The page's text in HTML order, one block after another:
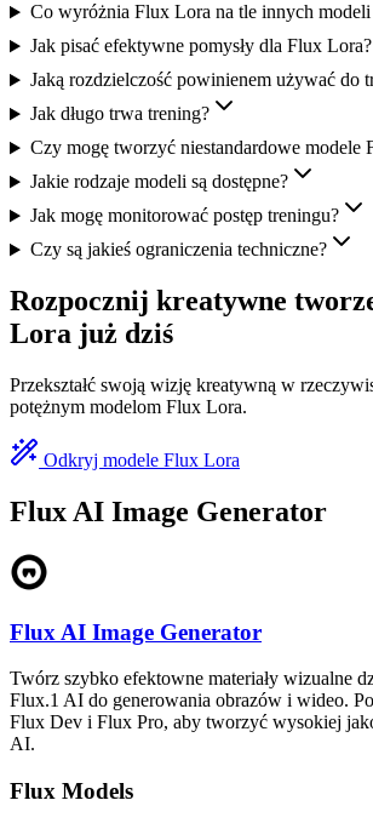
Co wyróżnia Flux Lora na tle innych
Jak pisać efektywne pomysły dla Flux Lora?
Jaką rozdzielczość powinienem używać do
Jak długo trwa trening?
Czy mogę tworzyć niestandardowe modele
Jakie rodzaje modeli są dostępne?
Jak mogę monitorować postęp treningu?
Czy są jakieś ograniczenia techniczne?
Rozpocznij kreatywne
Lora już dziś
Przekształć swoją wizję kreatywną w
potężnym modelom Flux Lora.
Odkryj modele Flux Lora
Flux AI Image Generator
Flux AI Image Generator
Twórz szybko efektowne materiały wizualne
Flux.1 AI do generowania obrazów i wideo.
Flux Dev i Flux Pro, aby tworzyć wysokiej
AI.
Flux Models